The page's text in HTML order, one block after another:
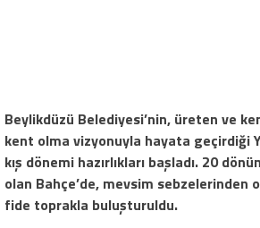
Beylikdüzü Belediyesi’nin, üreten ve
kent olma vizyonuyla hayata geçirdiği
kış dönemi hazırlıkları başladı. 20
olan Bahçe’de, mevsim sebzelerinden
fide toprakla buluşturuldu.